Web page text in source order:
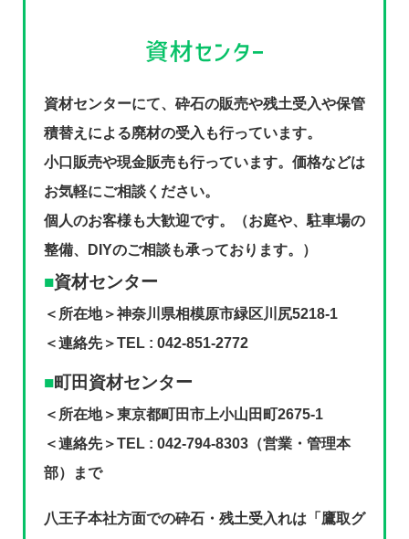
資材センターにて、砕石の販売や残土受入や保管
積替えによる廃材の受入も行っています。
小口販売や現金販売も行っています。価格などは
お気軽にご相談ください。
個人のお客様も大歓迎です。（お庭や、駐車場の
整備、DIYのご相談も承っております。）
資材センター
＜所在地＞神奈川県相模原市緑区川尻5218-1
＜連絡先＞TEL : 042-851-2772
町田資材センター
＜所在地＞東京都町田市上小山田町2675-1
＜連絡先＞TEL : 042-794-8303（営業・管理本
部）まで
八王子本社方面での砕石・残土受入れは「鷹取グ